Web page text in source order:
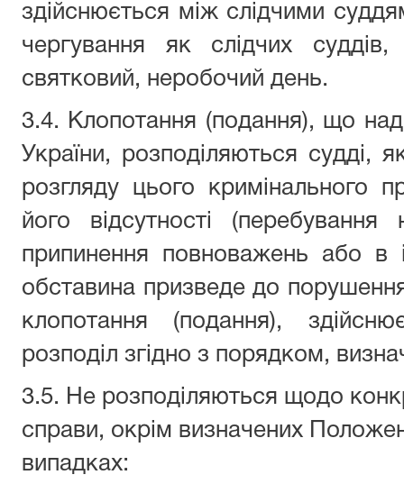
здійснюється між слідчими
чергування як слідчих
святковий, неробочий день.
3.4. Клопотання (подання), що
України, розподіляються судді,
розгляду цього кримінального
його відсутності (перебування
припинення повноважень або
обставина призведе до
клопотання (подання),
розподіл згідно з порядком,
3.5. Не розподіляються щодо
справи, окрім визначених
випадках: